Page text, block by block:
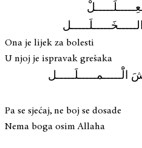
Ona je lijek za bolesti
U njoj je ispravak grešaka
الَْـــــمـــــلَـــــل
Pa se sjećaj, ne boj se dosade
Nema boga osim Allaha